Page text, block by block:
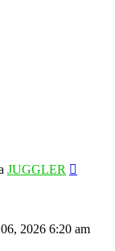
JUGGLER
2026 6:20 am